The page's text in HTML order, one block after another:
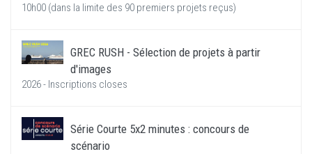
10h00 (dans la limite des 90 premiers projets reçus)
GREC RUSH - Sélection de projets à partir
d'images
2026 - Inscriptions closes
Série Courte 5x2 minutes : concours de
scénario